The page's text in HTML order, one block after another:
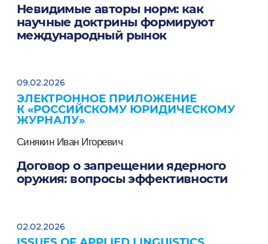
Невидимые авторы норм: как
научные доктрины формируют
международный рынок
09.02.2026
ЭЛЕКТРОННОЕ ПРИЛОЖЕНИЕ
К «РОССИЙСКОМУ ЮРИДИЧЕСКОМУ
ЖУРНАЛУ»
Синякин Иван Игоревич
Договор о запрещении ядерного
оружия: вопросы эффективности
02.02.2026